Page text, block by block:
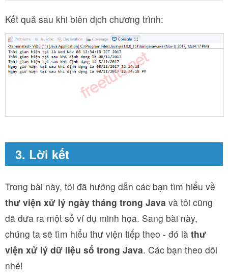
Kết quả sau khi biên dịch chương trình:
3. Lời kết
Trong bài này, tôi đã hướng dẫn các bạn tìm hiểu về
thư viện xử lý ngày tháng trong Java và tôi cũng
đã đưa ra một số ví dụ minh họa. Sang bài này,
chúng ta sẽ tìm hiểu thư viện tiếp theo - đó là thư
viện xử lý dữ liệu số trong Java. Các bạn theo dõi
nhé!